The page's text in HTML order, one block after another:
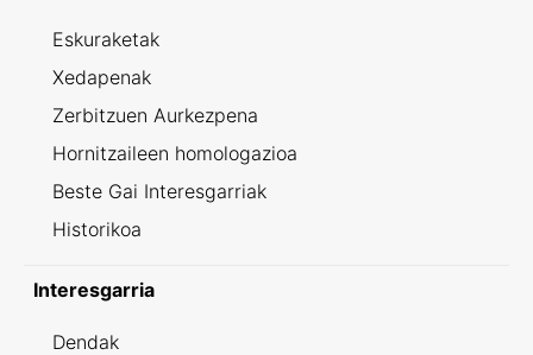
Eskuraketak
Xedapenak
Zerbitzuen Aurkezpena
Hornitzaileen homologazioa
Beste Gai Interesgarriak
Historikoa
Interesgarria
Dendak